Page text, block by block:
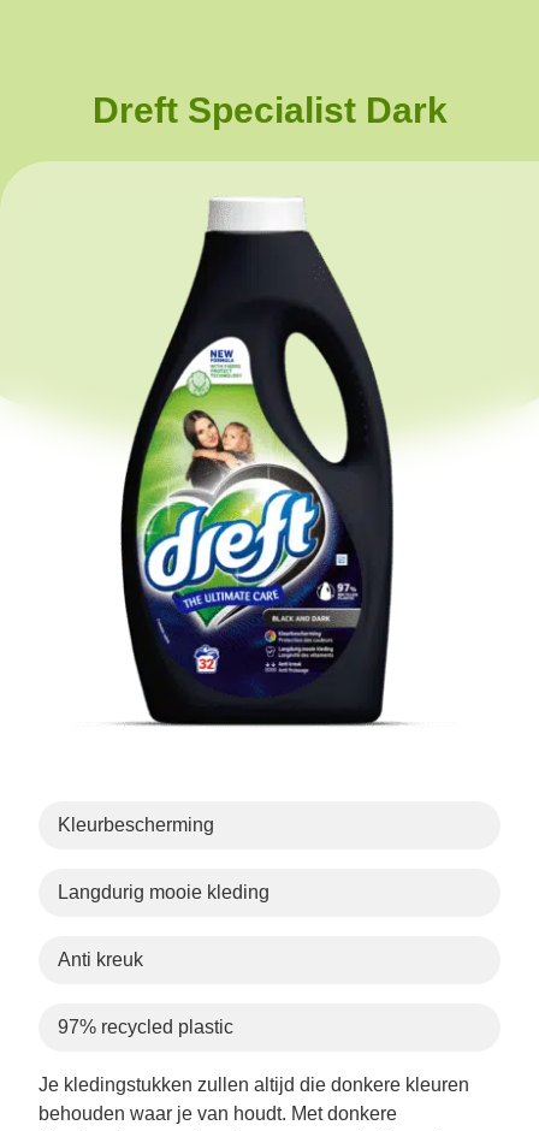
Dreft Specialist Dark
Kleurbescherming
Langdurig mooie kleding
Anti kreuk
97% recycled plastic
Je kledingstukken zullen altijd die donkere kleuren
behouden waar je van houdt. Met donkere